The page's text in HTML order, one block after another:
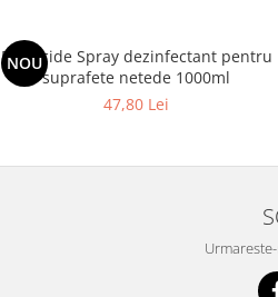
NOU
Barbicide Spray dezinfectant pentru
suprafete netede 1000ml
47,80 Lei